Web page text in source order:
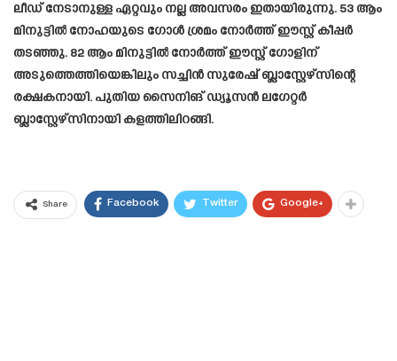
ലീഡ് നേടാനുള്ള ഏറ്റവും നല്ല അവസരം ഇതായിരുന്നു. 53 ആം
മിനുട്ടിൽ നോഹയുടെ ഗോൾ ശ്രമം നോർത്ത് ഈസ്റ്റ് കീപ്പർ
തടഞ്ഞു. 82 ആം മിനുട്ടിൽ നോർത്ത് ഈസ്റ്റ് ഗോളിന്
അടുത്തെത്തിയെങ്കിലും സച്ചിൻ സുരേഷ് ബ്ലാസ്റ്റേഴ്സിന്റെ
രക്ഷകനായി. പുതിയ സൈനിങ്‌ ഡ്യൂസൻ ലഗേറ്റർ
ബ്ലാസ്റ്റേഴ്സിനായി കളത്തിലിറങ്ങി.
Share Facebook Twitter Google+